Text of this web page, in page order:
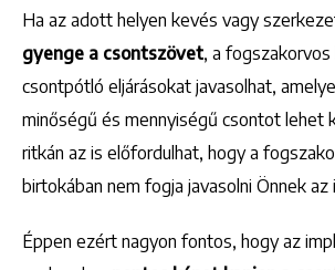
Ha az adott helyen kevés vagy
gyenge a csontszövet, a
csontpótló eljárásokat javasolhat,
minőségű és mennyiségű csontot lehet
ritkán az is előfordulhat, hogy a
birtokában nem fogja javasolni Önnek az
Éppen ezért nagyon fontos, hogy az